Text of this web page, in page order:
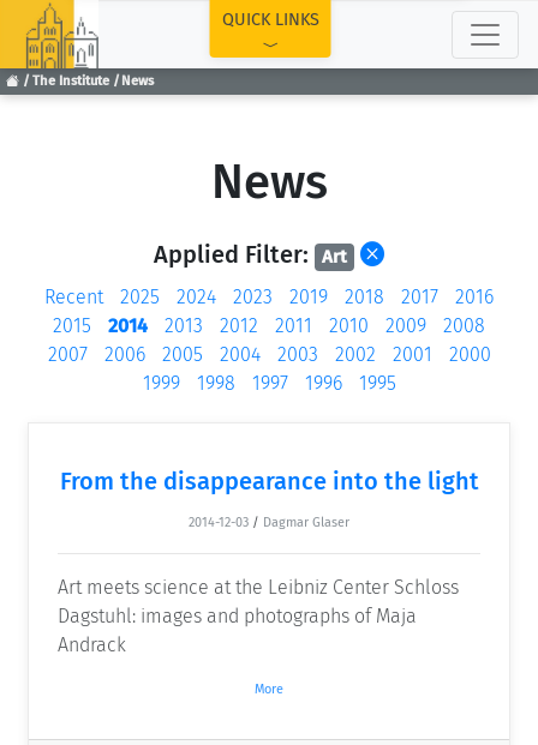
The Institute News
QUICK LINKS
News
Applied Filter: Art
Recent 2025 2024 2023 2019 2018 2017
2016
2015
2014 2013 2012 2011 2010 2009
2008
2007
2006 2005 2004 2003 2002 2001
2000
1999
1998 1997 1996 1995
From the disappearance into the light
2014-12-03 / Dagmar Glaser
Art meets science at the Leibniz Center Schloss
Dagstuhl: images and photographs of Maja
Andrack
More